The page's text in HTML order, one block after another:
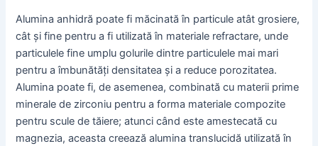
Alumina anhidră poate fi măcinată în particule atât grosiere,
cât și fine pentru a fi utilizată în materiale refractare, unde
particulele fine umplu golurile dintre particulele mai mari
pentru a îmbunătăți densitatea și a reduce porozitatea.
Alumina poate fi, de asemenea, combinată cu materii prime
minerale de zirconiu pentru a forma materiale compozite
pentru scule de tăiere; atunci când este amestecată cu
magnezia, aceasta creează alumina translucidă utilizată în